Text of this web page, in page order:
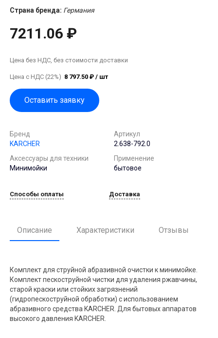
Страна бренда: Германия
7211.06 ₽
Цена без НДС, без стоимости доставки
Цена с НДС (22%) 8 797.50 ₽ / шт
Оставить заявку
Бренд
KARCHER
Артикул
2.638-792.0
Аксессуары для техники
Минимойки
Применение
бытовое
Способы оплаты Доставка
Описание Характеристики Отзывы
Комплект для струйной абразивной очистки к минимойке.
Комплект пескоструйной чистки для удаления ржавчины,
старой краски или стойких загрязнений
(гидропескоструйной обработки) с использованием
абразивного средства KARCHER. Для бытовых аппаратов
высокого давления KARCHER.